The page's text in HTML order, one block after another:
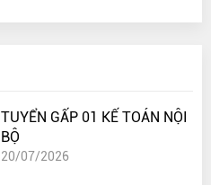
TUYỂN GẤP 01 KẾ TOÁN NỘI
BỘ
20/07/2026